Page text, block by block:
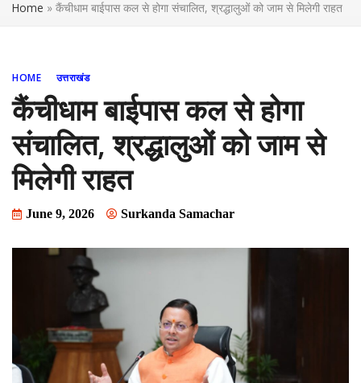
News Portal
Home » कैंचीधाम बाईपास कल से होगा संचालित, श्रद्धालुओं को जाम से मिलेगी राहत
HOME उत्तराखंड
कैंचीधाम बाईपास कल से होगा
संचालित, श्रद्धालुओं को जाम से
मिलेगी राहत
June 9, 2026 Surkanda Samachar